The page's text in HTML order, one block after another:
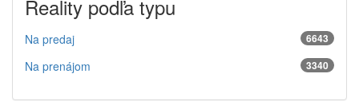
Reality podľa typu
6643
Na predaj
3340
Na prenájom